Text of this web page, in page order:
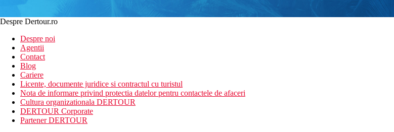
Despre Dertour.ro
Despre noi
Agentii
Contact
Blog
Cariere
Licente, documente juridice si contractul cu turistul
Nota de informare privind protectia datelor pentru contactele de afaceri
Cultura organizationala DERTOUR
DERTOUR Corporate
Partener DERTOUR